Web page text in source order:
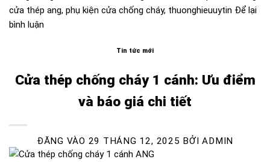
cửa thép ang, phụ kiện cửa chống cháy, thuonghieuuytin Để lại
bình luận
Tin tức mới
Cửa thép chống cháy 1 cánh: Ưu điểm
và báo giá chi tiết
ĐĂNG VÀO 29 THÁNG 12, 2025 BỞIADMIN